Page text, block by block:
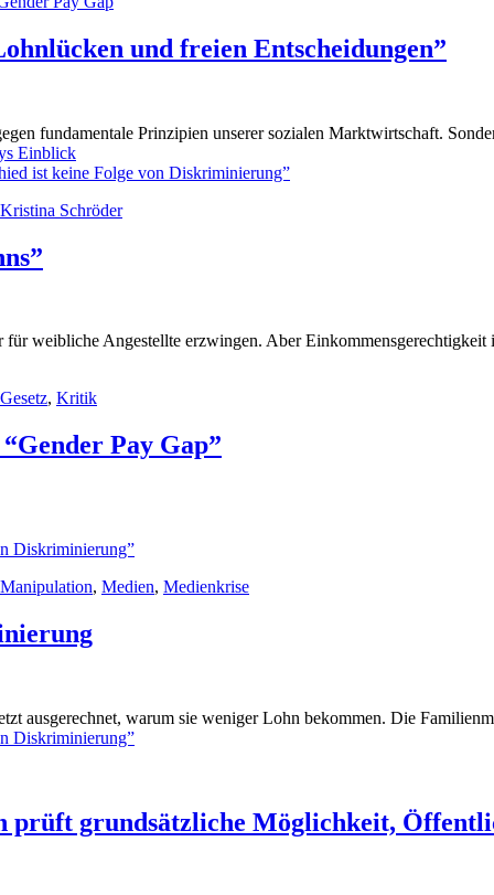
und freien Entscheidungen”
fundamentale Prinzipien unserer sozialen Marktwirtschaft.
Einblick
ist keine Folge von Diskriminierung”
Kristina Schröder
weibliche Angestellte erzwingen. Aber
Gesetz, Kritik
Pay Gap”
Diskriminierung”
Manipulation, Medien, Medienkrise
ausgerechnet, warum sie weniger Lohn bekommen. Die
Diskriminierung”
prüft grundsätzliche Möglichkeit,